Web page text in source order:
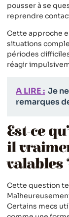
pousser à se
reprendre
Cette approche
situations
périodes
réagir
A LIRE : Je
remarques
Est-ce
il
valables
Cette question
Certains mecs